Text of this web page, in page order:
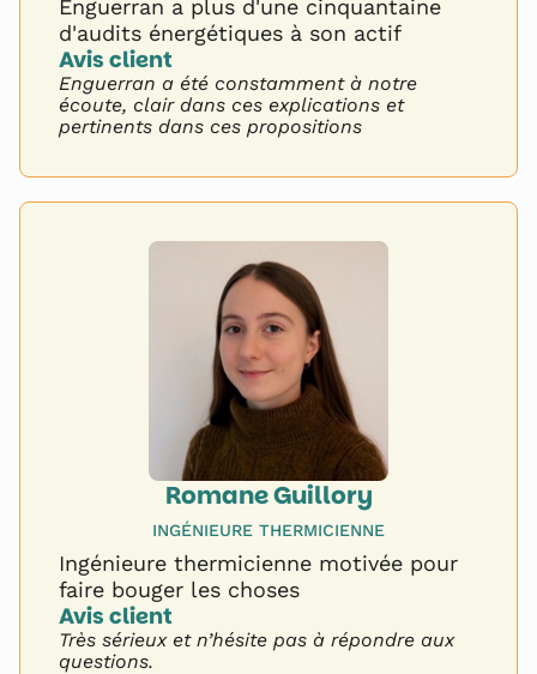
Enguerran a plus d'une cinquantaine
d'audits énergétiques à son actif
Avis client
Enguerran a été constamment à notre
écoute, clair dans ces explications et
pertinents dans ces propositions
Romane Guillory
INGÉNIEURE THERMICIENNE
Ingénieure thermicienne motivée pour
faire bouger les choses
Avis client
Très sérieux et n’hésite pas à répondre aux
questions.